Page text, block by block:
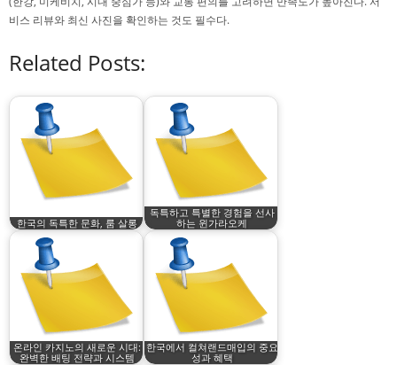
비스 리뷰와 최신 사진을 확인하는 것도 필수다.
Related Posts:
한국의 독특한 문화, 룸 살롱
독특하고 특별한 경험을 선사
하는 윈가라오케
온라인 카지노의 새로운 시대:
완벽한 배팅 전략과 시스템
한국에서 컬쳐랜드매입의 중요
성과 혜택